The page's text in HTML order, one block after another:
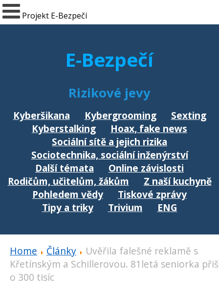
Projekt E-Bezpečí
E-Bezpečí
Rizikové jevy
Kyberšikana Kybergrooming
Sexting
Kyberstalking
Hoax, fake news
Sociální sítě a jejich rizika
Sociotechnika, sociální inženýrství
Další témata
Online závislosti
Rodičům, učitelům, žákům
Z naší kuchyně
Pohledem vědy
Tiskové zprávy
Tipy a triky
Trivium ENG
Home Články
Uvěřila falešné reklamě s
Křetínským a Schillerovou. 81letá seniorka
o 300 tisíc